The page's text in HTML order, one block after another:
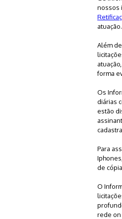
nossos
atuação.
Além
forma
Os
diárias
estão
Para
de
O
rede on